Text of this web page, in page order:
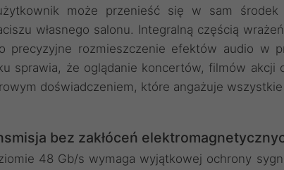
może przenieść się w sam środek
własnego salonu. Integralną częścią
precyzyjne rozmieszczenie efektów audio w
sprawia, że oglądanie koncertów, filmów akcji
doświadczeniem, które angażuje wszystkie
bez zakłóceń
48 Gb/s wymaga wyjątkowej ochrony